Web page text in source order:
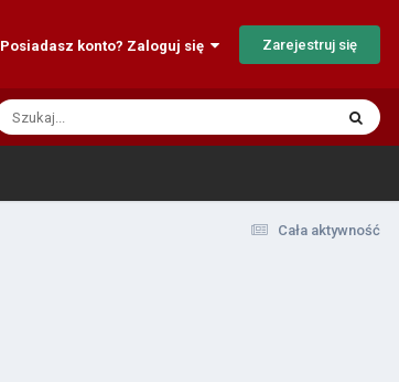
Posiadasz konto? Zaloguj się Zarejestruj się
Cała aktywność